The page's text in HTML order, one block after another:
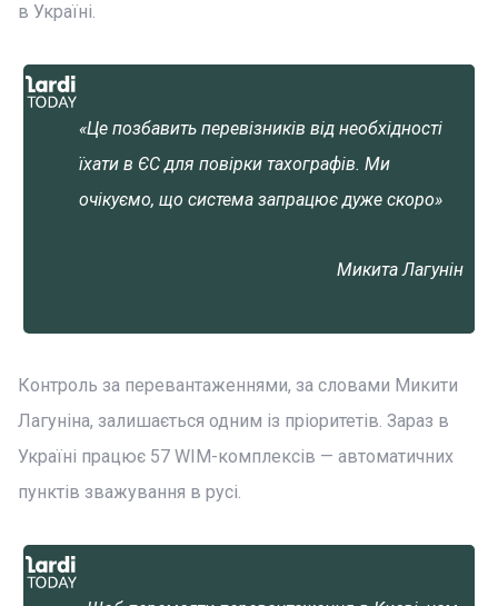
в Україні.
«Це позбавить перевізників від необхідності
їхати в ЄС для повірки тахографів. Ми
очікуємо, що система запрацює дуже скоро»
Микита Лагунін
Контроль за перевантаженнями, за словами Микити
Лагуніна, залишається одним із пріоритетів. Зараз в
Україні працює 57 WIM-комплексів — автоматичних
пунктів зважування в русі.